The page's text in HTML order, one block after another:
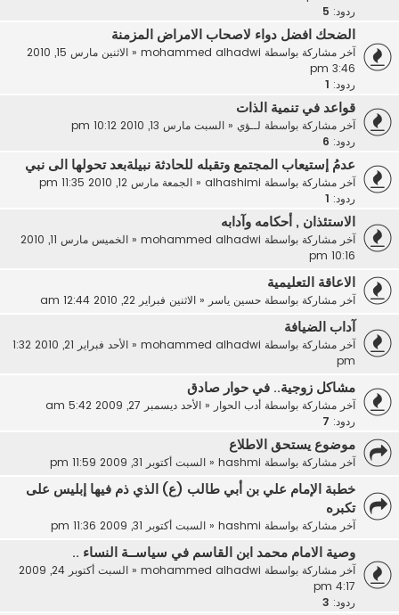
ردود: 5
الضحك افضل دواء لاصحاب الامراض المزمنة
آخر مشاركة بواسطة mohammed alhadwi
«
الاثنين مارس 15, 2010
3:46 pm
ردود:
قواعد في تنمية الذات
آخر مشاركة بواسطة لــؤي« السبت مارس 13, 2010 10:12 pm
ردود: 6
عدمُ إستيعاب المجتمع وتقبله للحادثة نبيلةبعد تحولها الى نبي
آخر مشاركة بواسطة alhashimi
« الجمعة مارس 12, 2010 11:35 pm
ردود:
الاستئذان , أحكامه وآدابه
آخر مشاركة بواسطة mohammed alhadwi
«
الخميس مارس 11, 2010
10:16 pm
الاعاقة التعليمية
آخر مشاركة بواسطة حسين ياسر« الاثنين فبراير 22, 2010 12:44 am
آداب الضيافة
آخر مشاركة بواسطة mohammed alhadwi
«
الأحد فبراير 21, 2010 1:32
pm
مشاكل زوجية.. في حوار صادق
آخر مشاركة بواسطة أدب الحوار« الأحد ديسمبر 27, 2009 5:42 am
ردود: 7
موضوع يستحق الاطلاع
آخر مشاركة بواسطة hashmi
« السبت أكتوبر 31, 2009 11:59 pm
خطبة الإمام علي بن أبي طالب (ع) الذي ذم فيها إبليس على
تكبره
آخر مشاركة بواسطة hashmi
« السبت أكتوبر 31, 2009 11:36 pm
وصية الامام محمد ابن القاسم في سياســة النساء ..
آخر مشاركة بواسطة mohammed alhadwi
«
السبت أكتوبر 24, 2009
4:17 pm
ردود: 3